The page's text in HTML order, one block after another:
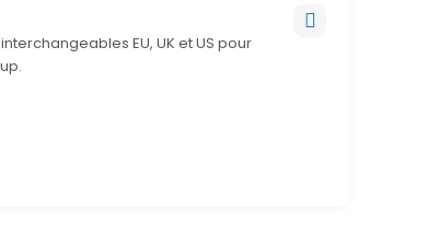
EU, UK et US pour